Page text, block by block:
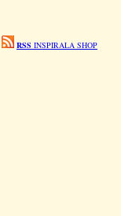
RSS INSPIRALA SHOP